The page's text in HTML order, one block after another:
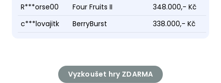
R***orse00
Four Fruits II
348.000,- Kč
c***lovajitk
BerryBurst 338.000,- Kč
Vyzkoušet hry ZDARMA